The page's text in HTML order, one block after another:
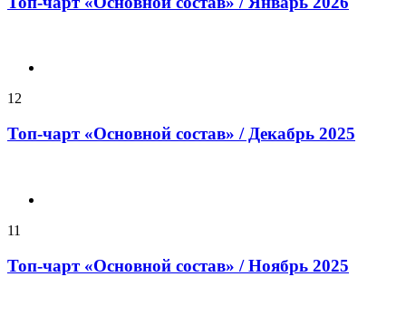
12
Топ-чарт «Основной состав» / Декабрь 2025
11
Топ-чарт «Основной состав» / Ноябрь 2025